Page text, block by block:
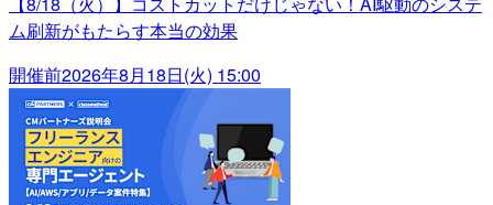
ム刷新がもたらす本当の効果
開催前2026年8月18日(火) 15:00